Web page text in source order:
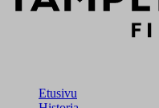
Etusivu